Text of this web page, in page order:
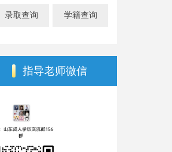
录取查询 学籍查询
指导老师微信